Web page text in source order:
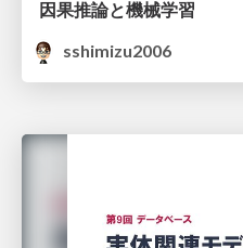
因果推論と機械学習
sshimizu2006